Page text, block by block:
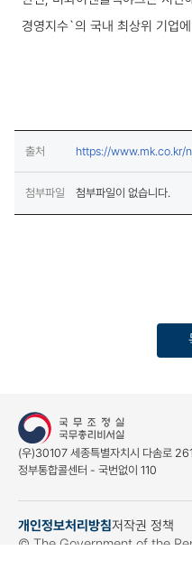
경영지수`의 국내 최상위 기업
출처
https://
첨부파일
첨부파일이 없습니다.
(우)30107 세종특별자치시 다솜로
정부통합콜센터 - 국번없이 110
개인정보처리방침저작권 정책
(새창열림)
© The Government of the